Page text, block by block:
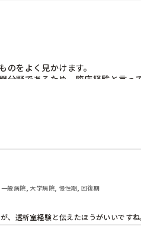
に出なくて良いことかなと思ってます
です
をよく見かけます。
野であるため、臨床経験と言っ
般病院, 大学病院, 慢性期, 回復期
、透析室経験と伝えたほうがいいです